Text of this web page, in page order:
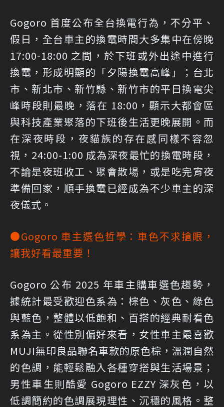
Gogoro 首度公布全台換電行為，不分平、
假日，全台車主的換電時間大多集中在傍晚
17:00-18:00 之間，於下班或外出途中進行
換電，形成明顯的「夕陽換電高峰」；台北
市、新北市、新竹縣、新竹市的平日換電尖
峰時段則最晚，落在 18:00，顯示大都會區
與科技產業聚落的下班後生活更晚展開。而
在深夜時段，夜貓族的存在感同樣不容忽
視，24:00-1:00 成為深夜最忙的換電時段，
不論是夜班收工、聚會散場，或是吃完宵夜
準備回家，順手換電已經成為不少車主的深
夜儀式。
●Gogoro 車主選色哲學：車色不求搶眼，
讓我好看最重要！
Gogoro 公布 2025 年車主購車選色趨勢，
據統計最受歡迎色系為：棕色、灰色、綠色
與藍色，整體以低飽和、百搭的經典耐看色
系為主。從性別偏好來看，女性車主最喜歡
MUJI無印良品聯名車款的原色棕，溫潤自然
的色調，能輕鬆融入各種穿搭與生活場景；
男性車生則酷愛 Gogoro EZZY 深灰色，以
低調簡約的色調展現理性、沉穩的風格。整